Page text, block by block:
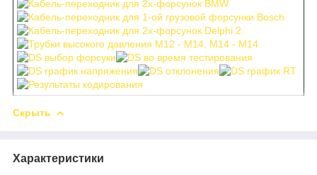
Скрыть
Характеристики